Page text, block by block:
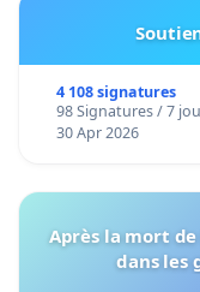
4 108 signatures
98 Signatures / 7
30 Apr 2026
Après la mort
dans les